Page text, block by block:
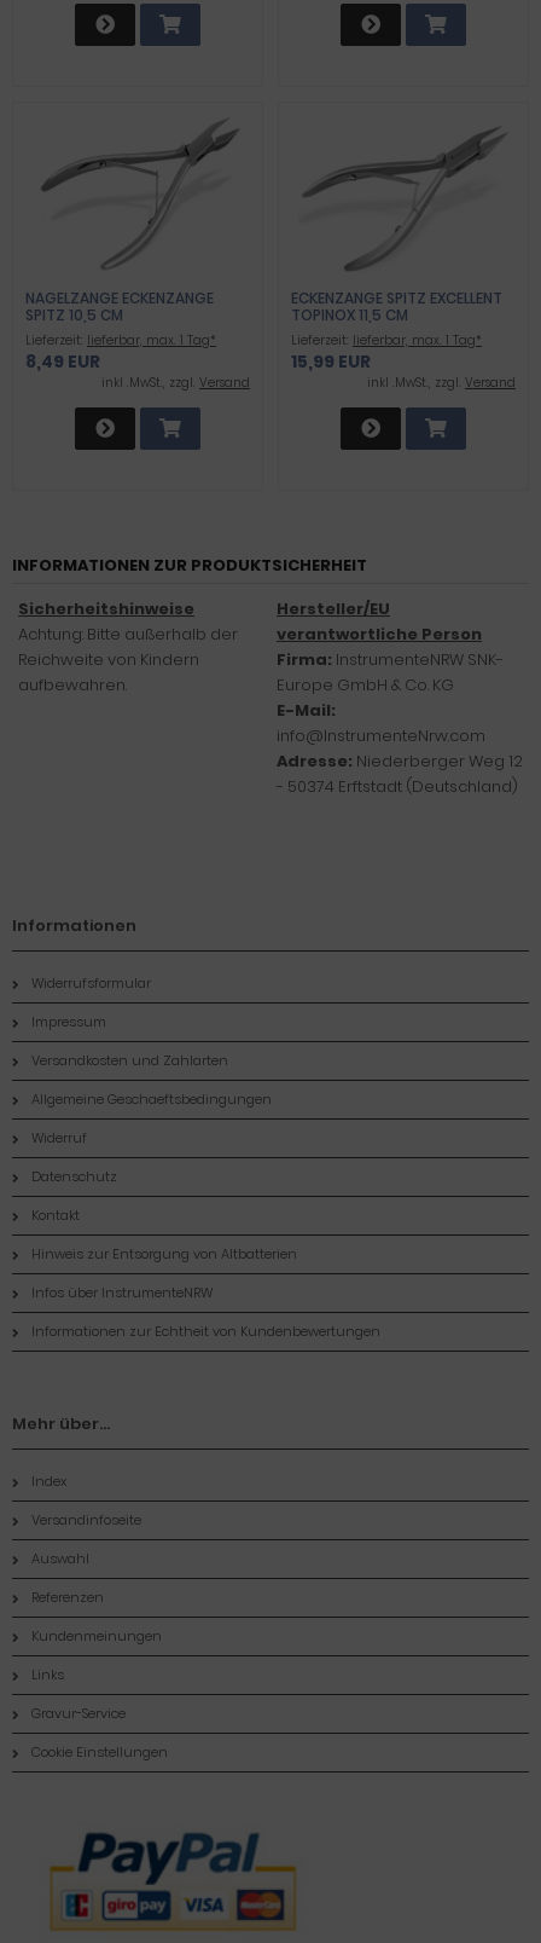
NAGELZANGE ECKENZANGE
SPITZ 10,5 CM
Lieferzeit: lieferbar, max. 1 Tag*
8,49 EUR
inkl .MwSt., zzgl. Versand
ECKENZANGE SPITZ EXCELLENT
TOPINOX 11,5 CM
Lieferzeit: lieferbar, max. 1 Tag*
15,99 EUR
inkl .MwSt., zzgl. Versand
INFORMATIONEN ZUR PRODUKTSICHERHEIT
Sicherheitshinweise
Achtung: Bitte außerhalb der
Reichweite von Kindern
aufbewahren.
Hersteller/EU
verantwortliche Person
Firma: InstrumenteNRW SNK-
Europe GmbH & Co. KG
E-Mail:
info@InstrumenteNrw.com
Adresse: Niederberger Weg 12
- 50374 Erftstadt (Deutschland)
Informationen
Widerrufsformular
Impressum
Versandkosten und Zahlarten
Allgemeine Geschaeftsbedingungen
Widerruf
Datenschutz
Kontakt
Hinweis zur Entsorgung von Altbatterien
Infos über InstrumenteNRW
Informationen zur Echtheit von Kundenbewertungen
Mehr über...
Index
Versandinfoseite
Auswahl
Referenzen
Kundenmeinungen
Links
Gravur-Service
Cookie Einstellungen
Zahlungsmethoden